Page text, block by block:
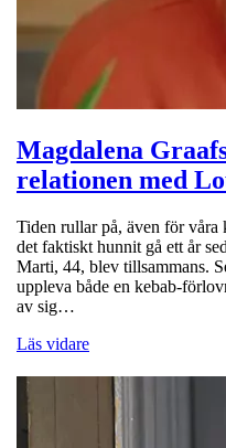
Magdalena
relationen med
Tiden rullar på, även för våra
det faktiskt hunnit gå ett år
Marti, 44, blev tillsammans.
uppleva både en kebab-
av sig…
Läs vidare